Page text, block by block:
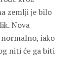
zemlji je bilo
Nova
iako
niti će ga biti